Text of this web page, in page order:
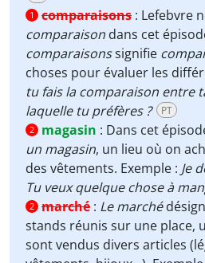
1 comparaisons : Lefebvre
comparaison dans cet
comparaisonssignifie
choses pour évaluer les
tu fais la comparaison entre
laquelle tu préfères ?
PT
2 magasin : Dans cet
un magasin, un lieu où on
des vêtements. Exemple : Je
Tu veux quelque chose à
2 marché : Le marché
stands réunis sur une place,
sont vendus divers articles